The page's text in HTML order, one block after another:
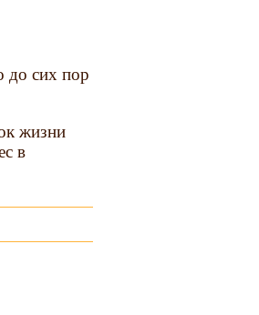
до сих пор
жизни
в